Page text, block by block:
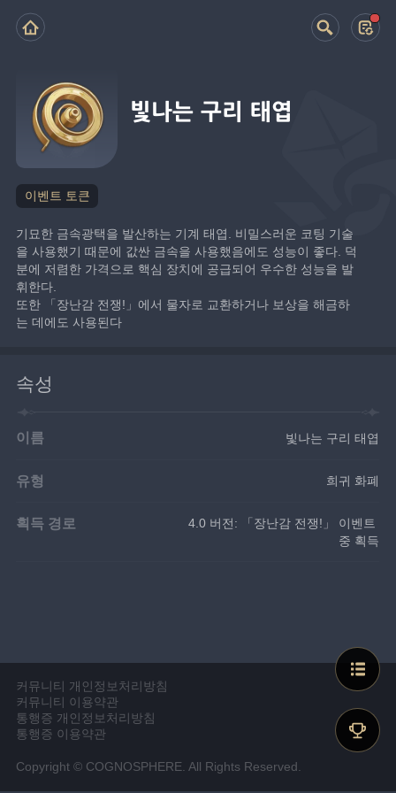
빛나는 구리 태엽
이벤트 토큰
기묘한 금속광택을 발산하는 기계 태엽. 비밀스러운 코팅 기술
을 사용했기 때문에 값싼 금속을 사용했음에도 성능이 좋다. 덕
분에 저렴한 가격으로 핵심 장치에 공급되어 우수한 성능을 발
휘한다.
또한 「장난감 전쟁!」에서 물자로 교환하거나 보상을 해금하
는 데에도 사용된다
속성
이름 빛나는 구리 태엽
유형 희귀 화폐
획득 경로
4.0 버전: 「장난감 전쟁!」 이벤트
중 획득
커뮤니티 개인정보처리방침
커뮤니티 이용약관
통행증 개인정보처리방침
통행증 이용약관
Copyright © COGNOSPHERE. All Rights Reserved.